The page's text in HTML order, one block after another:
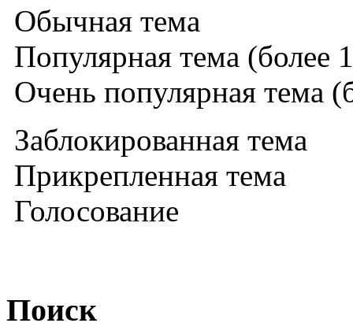
Обычная тема
Популярная тема (более
Очень популярная тема
Заблокированная тема
Прикрепленная тема
Голосование
Поиск